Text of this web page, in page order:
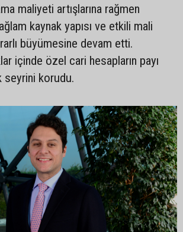
maliyeti artışlarına rağmen
kaynak yapısı ve etkili mali
büyümesine devam etti.
içinde özel cari hesapların payı
seyrini korudu.